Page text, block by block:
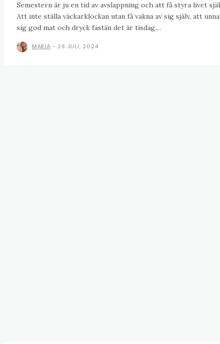
Semestern är ju en tid av avslappning och att få styra livet
Att inte ställa väckarklockan utan få vakna av sig själv, att unna
sig god mat och dryck fastän det är tisdag....
MARIA - 29 JULI, 2024